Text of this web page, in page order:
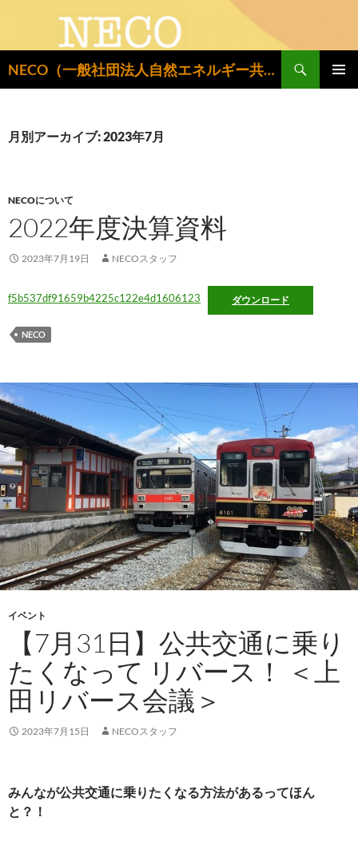
NECO（一般社団法人自然エネルギー共同設置推進機構）
索
ン
キ
ッ
プ
月別アーカイブ: 2023年7月
NECOについて
2022年度決算資料
2023年7月19日 NECOスタッフ
f5b537df91659b4225c122e4d1606123 ダウンロード
NECO
イベント
【7月31日】公共交通に乗り
たくなって リバース！ ＜上
田リバース会議＞
2023年7月15日 NECOスタッフ
みんなが公共交通に乗りたくなる方法があるってほん
と？！